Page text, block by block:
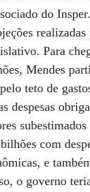
do
realizadas
Para
Mendes
teto de
despesas
com
e
o governo